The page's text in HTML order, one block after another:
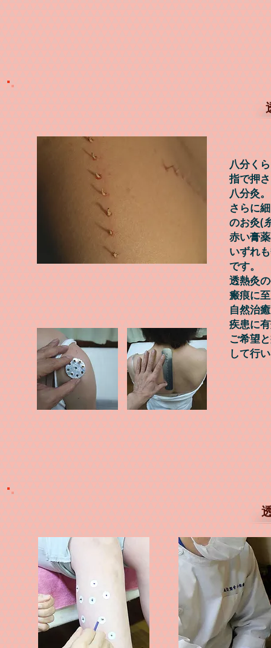
透
八分く
指で押
八分灸。
さらに
のお灸(
赤い膏
いずれ
です。
透熱灸
瘢痕に
自然治
疾患に
ご希望
して行